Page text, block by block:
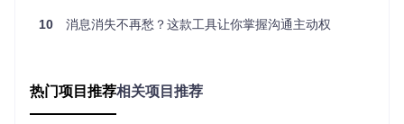
更换设备时需手动迁移，不会自动同步
10 消息消失不再愁？这款工具让你掌握沟通主动权
热门项目推荐相关项目推荐